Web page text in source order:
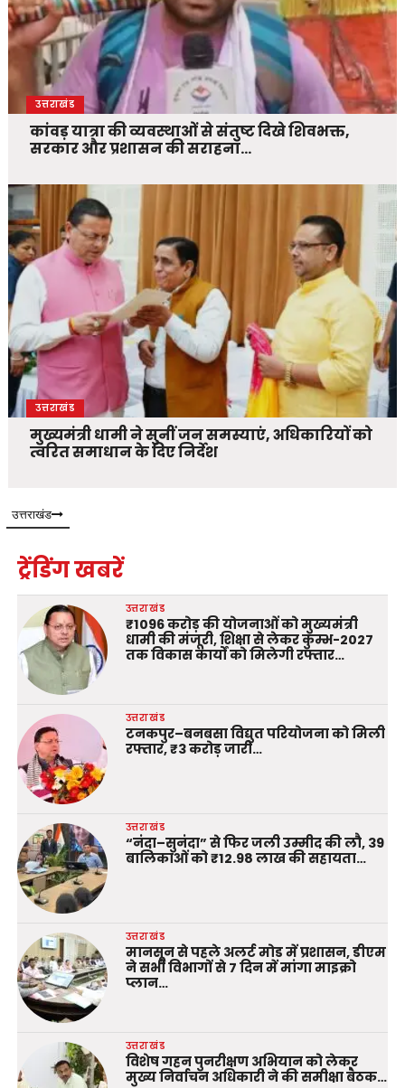
उत्तराखंड
कांवड़ यात्रा की व्यवस्थाओं से संतुष्ट दिखे शिवभक्त,
सरकार और प्रशासन की सराहना…
उत्तराखंड
मुख्यमंत्री धामी ने सुनीं जन समस्याएं, अधिकारियों को
त्वरित समाधान के दिए निर्देश
उत्तराखंड
ट्रेंडिंग खबरें
उत्तराखंड
₹1096 करोड़ की योजनाओं को मुख्यमंत्री
धामी की मंजूरी, शिक्षा से लेकर कुम्भ-2027
तक विकास कार्यों को मिलेगी रफ्तार…
उत्तराखंड
टनकपुर–बनबसा विद्युत परियोजना को मिली
रफ्तार, ₹3 करोड़ जारी…
उत्तराखंड
“नंदा–सुनंदा” से फिर जली उम्मीद की लौ, 39
बालिकाओं को ₹12.98 लाख की सहायता…
उत्तराखंड
मानसून से पहले अलर्ट मोड में प्रशासन, डीएम
ने सभी विभागों से 7 दिन में मांगा माइक्रो
प्लान…
उत्तराखंड
विशेष गहन पुनरीक्षण अभियान को लेकर
मुख्य निर्वाचन अधिकारी ने की समीक्षा बैठक…